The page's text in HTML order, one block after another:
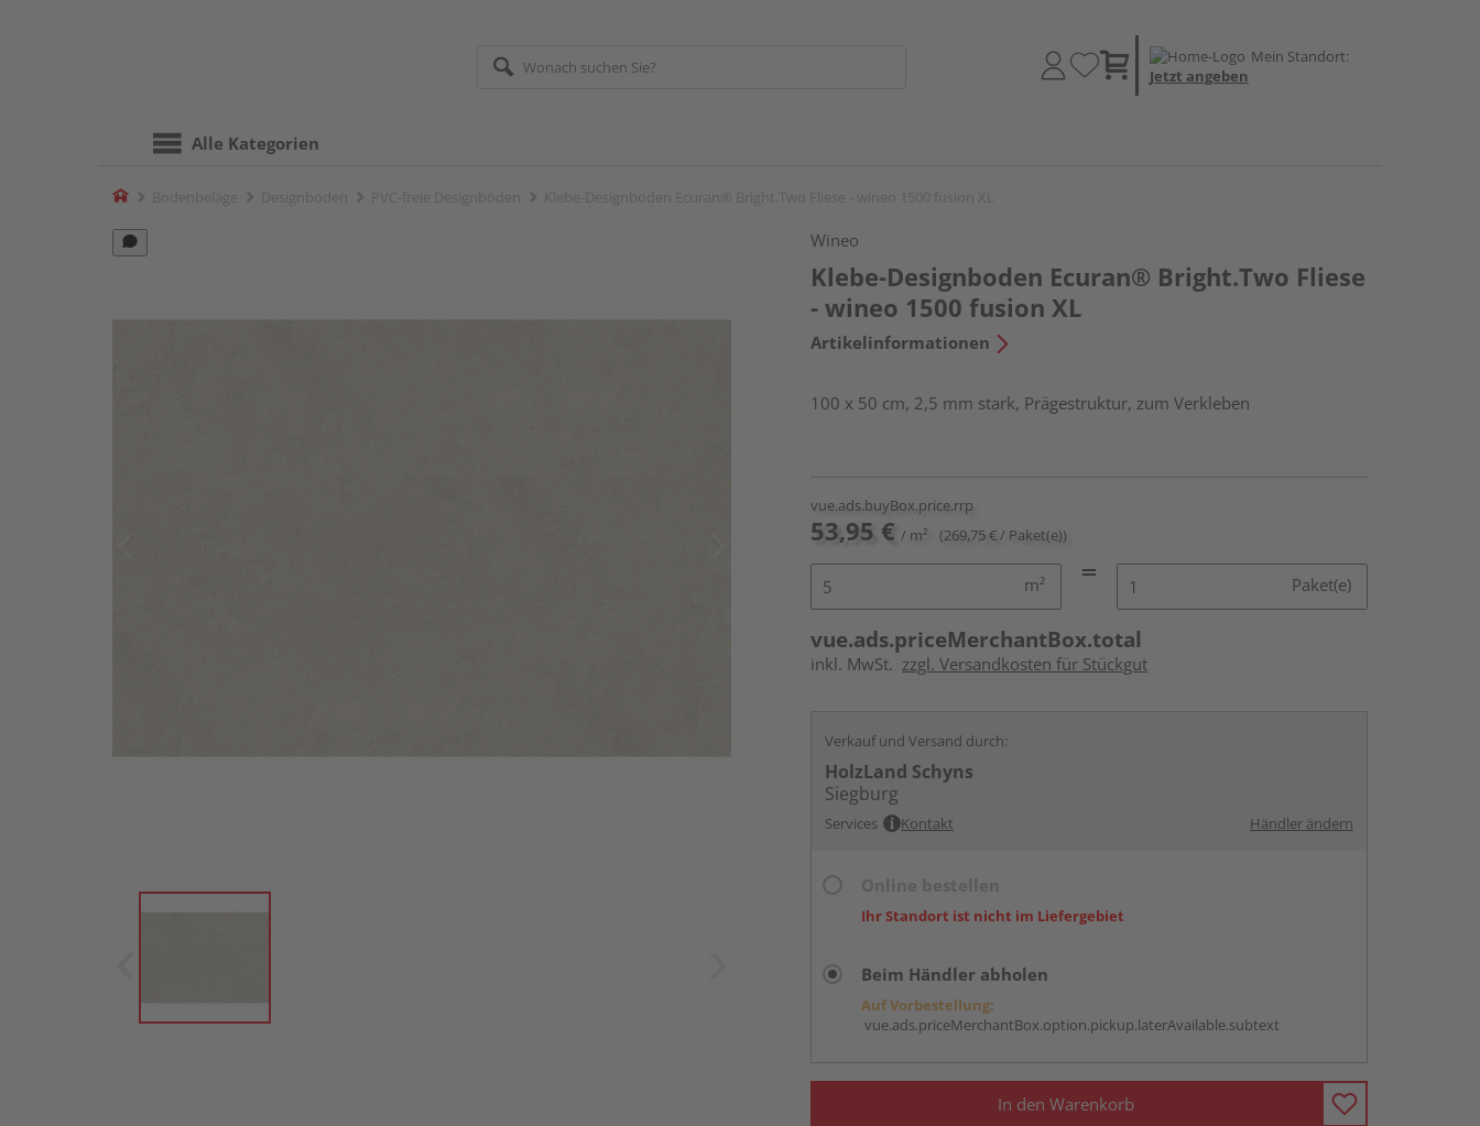
Mein Standort:
Jetzt angeben
Alle Kategorien
Home
Wineo
Klebe-Designboden Ecuran® Bright.Two Fliese
- wineo 1500 fusion XL
Artikelinformationen
100 x 50 cm, 2,5 mm stark, Prägestruktur, zum Verkleben
vue.ads.buyBox.price.rrp
53,95 € / m² (269,75 € / Paket(e))
m² Paket(e)
vue.ads.priceMerchantBox.total
inkl. MwSt. zzgl. Versandkosten für Stückgut
Verkauf und Versand durch:
HolzLand Schyns
Siegburg
Services Kontakt Händler ändern
Ihr Standort ist nicht im Liefergebiet
Beim Händler abholen
Auf Vorbestellung:
vue.ads.priceMerchantBox.option.pickup.laterAvailable.subtext
In den Warenkorb